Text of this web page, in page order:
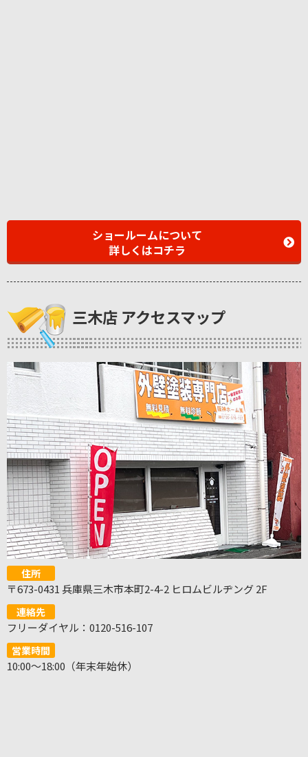
ショールームについて
詳しくはコチラ
三木店 アクセスマップ
住所
〒673-0431 兵庫県三木市本町2-4-2 ヒロムビルヂング 2F
連絡先
フリーダイヤル：0120-516-107
営業時間
10:00～18:00（年末年始休）